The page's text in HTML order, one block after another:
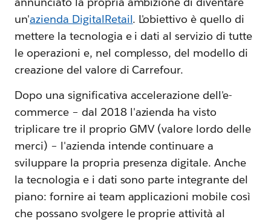
un'azienda DigitalRetail. L'obiettivo è quello di
mettere la tecnologia e i dati al servizio di tutte
le operazioni e, nel complesso, del modello di
creazione del valore di Carrefour.
Dopo una significativa accelerazione dell'e-
commerce – dal 2018 l'azienda ha visto
triplicare tre il proprio GMV (valore lordo delle
merci) – l'azienda intende continuare a
sviluppare la propria presenza digitale. Anche
la tecnologia e i dati sono parte integrante del
piano: fornire ai team applicazioni mobile così
che possano svolgere le proprie attività al